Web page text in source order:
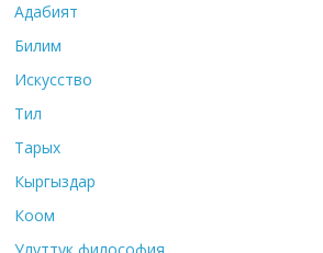
Адабият
Билим
Искусство
Тил
Тарых
Кыргыздар
Коом